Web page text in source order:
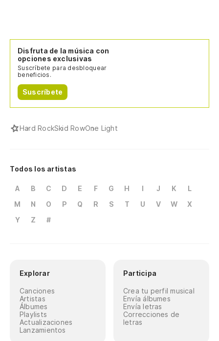
Disfruta de la música con
opciones exclusivas
Suscríbete para desbloquear
beneficios.
Suscríbete
Hard RockSkid RowOne Light
Todos los artistas
A B C D E F G H I J K
L
M
N O P Q R S T U V W
X
Y
Z #
Explorar
Canciones
Artistas
Álbumes
Playlists
Actualizaciones
Lanzamientos
Participa
Crea tu perfil musical
Envía álbumes
Envía letras
Correcciones de
letras